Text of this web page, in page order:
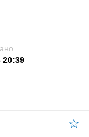
20:39